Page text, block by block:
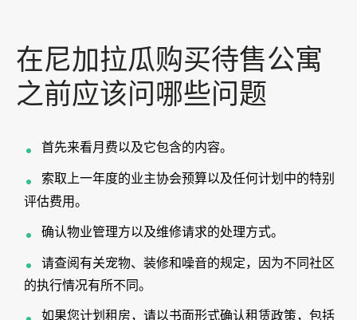
在尼加拉瓜购买待售公寓
之前应该问哪些问题
首先来看月费以及它包含的内容。
索取上一年度的业主协会预算以及任何计划中的特别
评估费用。
确认物业管理方以及维修请求的处理方式。
请查阅有关宠物、装修和噪音的规定，因为不同社区
的执行情况有所不同。
如果您计划租房，请以书面形式确认租赁政策，包括